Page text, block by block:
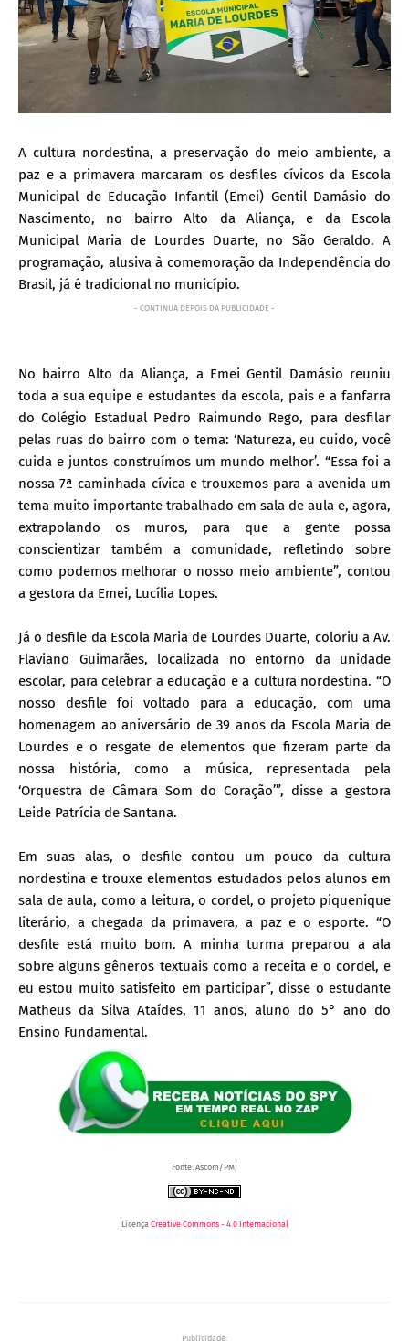
A cultura nordestina, a preservação do meio ambiente, a
paz e a primavera marcaram os desfiles cívicos da Escola
Municipal de Educação Infantil (Emei) Gentil Damásio do
Nascimento, no bairro Alto da Aliança, e da Escola
Municipal Maria de Lourdes Duarte, no São Geraldo. A
programação, alusiva à comemoração da Independência do
Brasil, já é tradicional no município.
- CONTINUA DEPOIS DA PUBLICIDADE -
No bairro Alto da Aliança, a Emei Gentil Damásio reuniu
toda a sua equipe e estudantes da escola, pais e a fanfarra
do Colégio Estadual Pedro Raimundo Rego, para desfilar
pelas ruas do bairro com o tema: ‘Natureza, eu cuido, você
cuida e juntos construímos um mundo melhor’. “Essa foi a
nossa 7ª caminhada cívica e trouxemos para a avenida um
tema muito importante trabalhado em sala de aula e, agora,
extrapolando os muros, para que a gente possa
conscientizar também a comunidade, refletindo sobre
como podemos melhorar o nosso meio ambiente”, contou
a gestora da Emei, Lucília Lopes.
Já o desfile da Escola Maria de Lourdes Duarte, coloriu a Av.
Flaviano Guimarães, localizada no entorno da unidade
escolar, para celebrar a educação e a cultura nordestina. “O
nosso desfile foi voltado para a educação, com uma
homenagem ao aniversário de 39 anos da Escola Maria de
Lourdes e o resgate de elementos que fizeram parte da
nossa história, como a música, representada pela
‘Orquestra de Câmara Som do Coração’”, disse a gestora
Leide Patrícia de Santana.
Em suas alas, o desfile contou um pouco da cultura
nordestina e trouxe elementos estudados pelos alunos em
sala de aula, como a leitura, o cordel, o projeto piquenique
literário, a chegada da primavera, a paz e o esporte. “O
desfile está muito bom. A minha turma preparou a ala
sobre alguns gêneros textuais como a receita e o cordel, e
eu estou muito satisfeito em participar”, disse o estudante
Matheus da Silva Ataídes, 11 anos, aluno do 5° ano do
Ensino Fundamental.
Fonte: Ascom/PMJ
Licença Creative Commons - 4.0 Internacional
Publicidade: